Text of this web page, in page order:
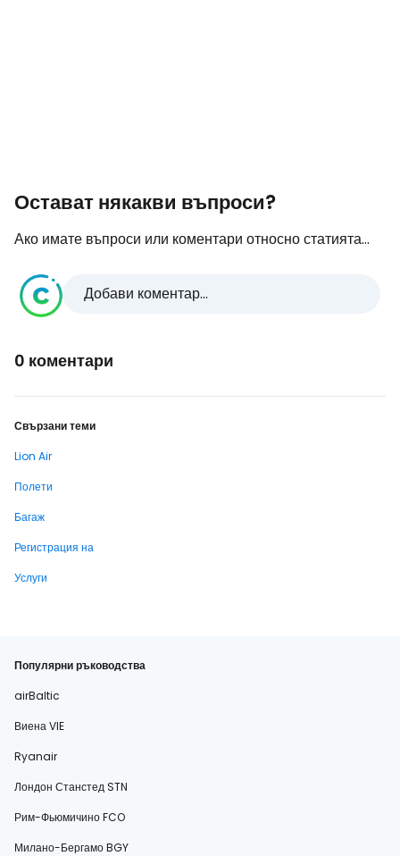
Остават някакви въпроси?
Ако имате въпроси или коментари относно статията...
Добави коментар...
0 коментари
Свързани теми
Lion Air
Полети
Багаж
Регистрация на
Услуги
Популярни ръководства
airBaltic
Виена VIE
Ryanair
Лондон Станстед STN
Рим-Фьюмичино FCO
Милано-Бергамо BGY